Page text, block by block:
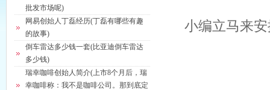
批发市场呢)
网易创始人丁磊经历(丁磊有哪些有趣
的故事)
倒车雷达多少钱一套(比亚迪倒车雷达
多少钱)
瑞幸咖啡创始人简介(上市8个月后，瑞
幸咖啡称：我不是咖啡公司。那到底定
小编立马来安